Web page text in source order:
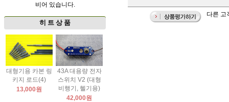
비어 있습니다.
히 트 상 품
대형기용 카본 링
키지 로드(4)
13,000원
43A 대용량 전자
스위치 V2 (대형
비행기, 헬기용)
42,000원
다른 고